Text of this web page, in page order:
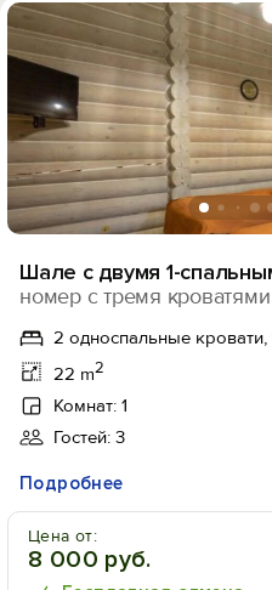
Шале с двумя 1-
номер с тремя кроватями
2 односпальные кровати,
22 m2
Комнат: 1
Гостей: 3
Подробнее
Цена от:
8 000 руб.